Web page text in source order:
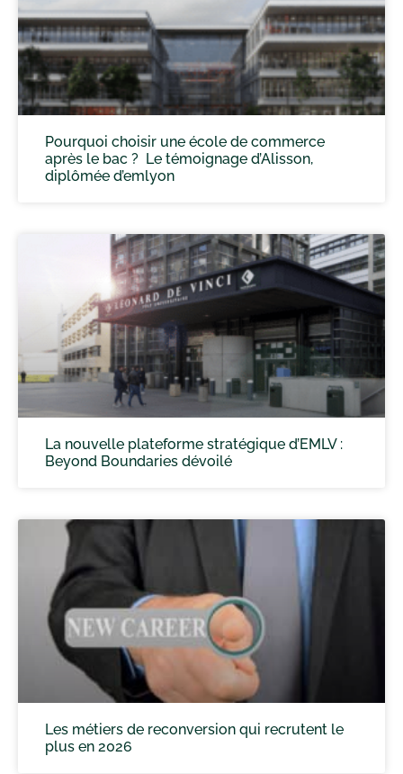
Pourquoi choisir une école de commerce
après le bac ? Le témoignage d’Alisson,
diplômée d’emlyon
La nouvelle plateforme stratégique d’EMLV :
Beyond Boundaries dévoilé
Les métiers de reconversion qui recrutent le
plus en 2026